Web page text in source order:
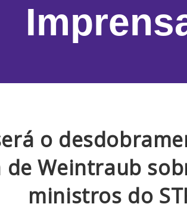
o
de Weintraub
ministros do